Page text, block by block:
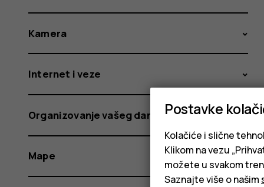
Kamera
Internet i veze
Organizovanje vašeg dana
Mape
Postavke
Kolačiće i slične
Klikom na vezu
možete u svakom
Saznajte više o našim